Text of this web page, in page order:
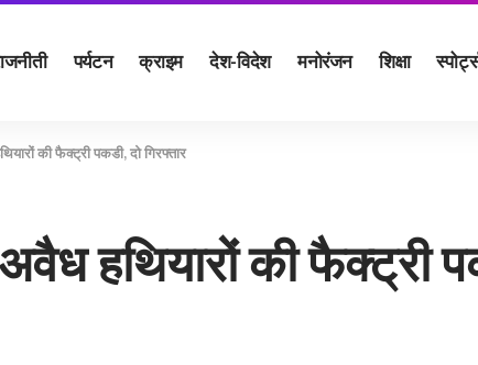
पर्यटन क्राइम देश-विदेश मनोरंजन शिक्षा
की फैक्ट्री पकडी, दो गिरफ्तार
हथियारों की फैक्ट्री